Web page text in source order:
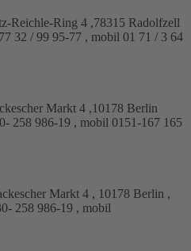
Reichle-Ring 4 ,78315 Radolfzell
32 / 99 95-77 , mobil 01 71 / 3 64
Markt 4 ,10178 Berlin
258 986-19 , mobil 0151-167 165
Markt 4 , 10178 Berlin ,
258 986-19 , mobil